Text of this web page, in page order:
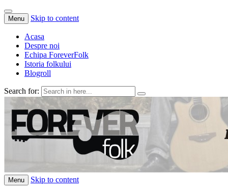
Menu Skip to content
Acasa
Despre noi
Echipa ForeverFolk
Istoria folkului
Blogroll
Search for:
ForeverFolk
Muzica sufletului tau
Menu Skip to content